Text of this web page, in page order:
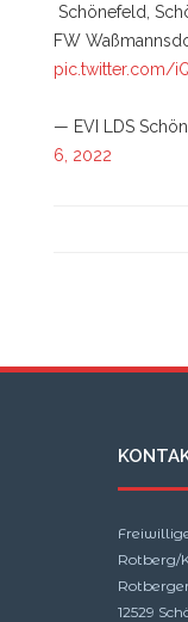
Schönefeld,
FW
pic.twitter.com/
— EVI LDS
6, 2022
Rotberg/
12529